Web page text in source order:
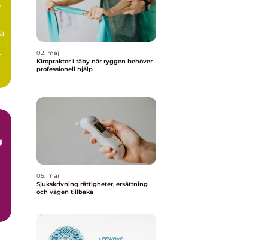
02. maj
Kiropraktor i täby när ryggen behöver
professionell hjälp
05. mar
Sjukskrivning rättigheter, ersättning
och vägen tillbaka